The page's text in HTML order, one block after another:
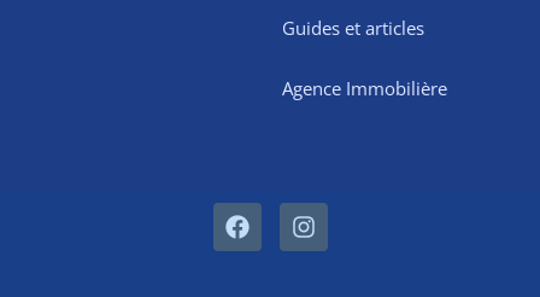
Guides et articles
Agence Immobilière